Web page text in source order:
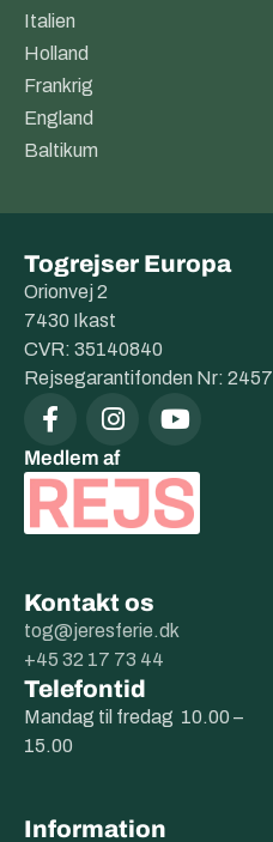
Italien
Holland
Frankrig
England
Baltikum
Togrejser Europa
Orionvej 2
7430 Ikast
CVR: 35140840
Rejsegarantifonden Nr: 2457
Medlem af
Kontakt os
tog@jeresferie.dk
+45 32 17 73 44
Telefontid
Mandag til fredag 10.00 –
15.00
Information